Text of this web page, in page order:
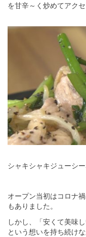
を甘辛～く炒めてアク
シャキシャキジューシ
オープン当初はコロナ
もありました。
しかし、「安くて美味
という想いを持ち続け